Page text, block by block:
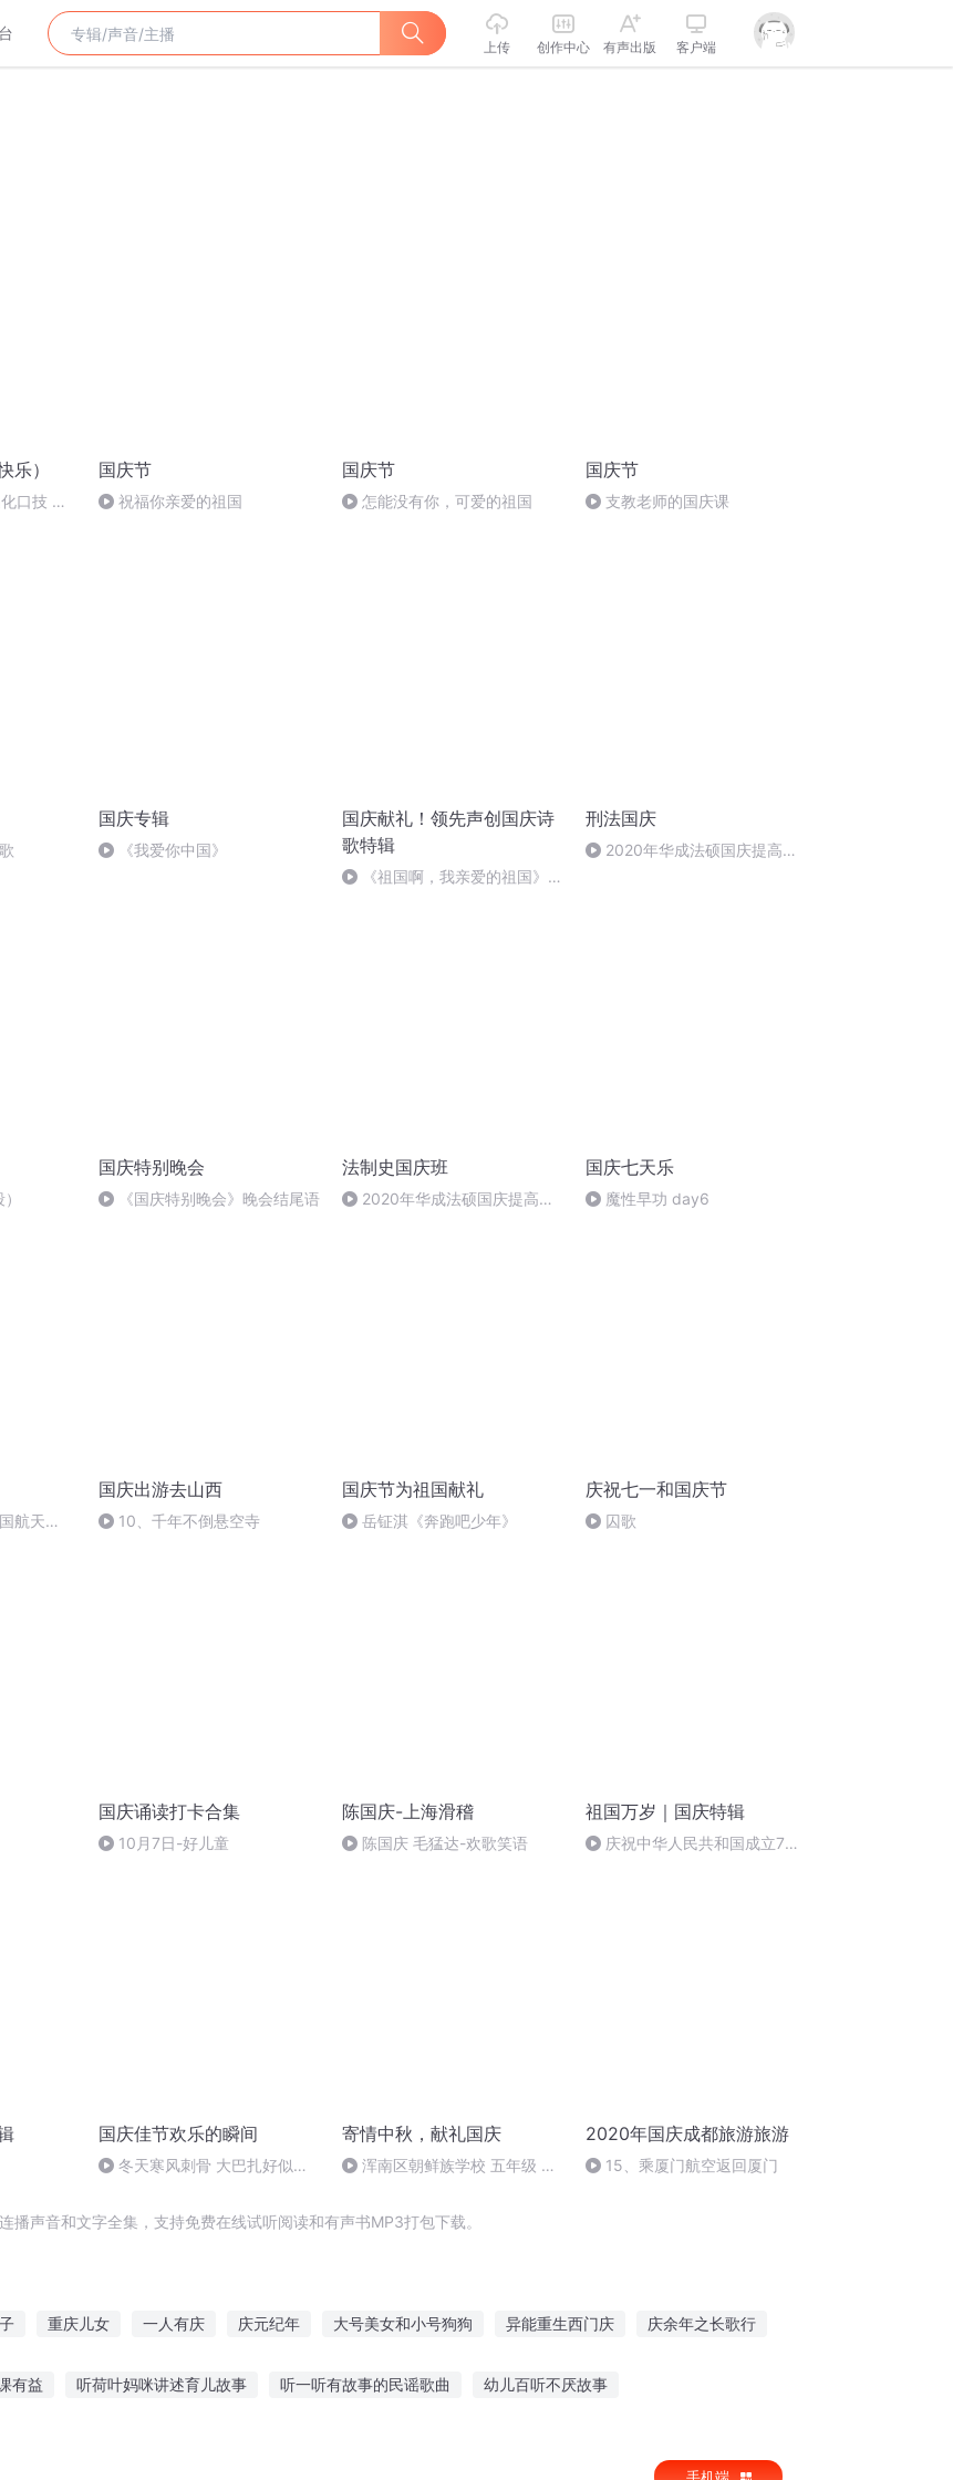
上传 创作中心 有声出版 客户端
乐）
口技 二
国庆节
祝福你亲爱的祖国
国庆节
怎能没有你，可爱的祖国
国庆节
支教老师的国庆课
国庆专辑
《我爱你中国》
国庆献礼！领先声创国庆诗
歌特辑
《祖国啊，我亲爱的祖国》温
刑法国庆
2020年华成法硕国庆提高班
国庆特别晚会
《国庆特别晚会》晚会结尾语
法制史国庆班
2020年华成法硕国庆提高班
国庆七天乐
魔性早功 day6
航天
国庆出游去山西
10、千年不倒悬空寺
国庆节为祖国献礼
岳钲淇《奔跑吧少年》
庆祝七一和国庆节
囚歌
国庆诵读打卡合集
10月7日-好儿童
陈国庆-上海滑稽
陈国庆 毛猛达-欢歌笑语
祖国万岁｜国庆特辑
庆祝中华人民共和国成立73
国庆佳节欢乐的瞬间
冬天寒风刺骨 大巴扎好似温
寄情中秋，献礼国庆
浑南区朝鲜族学校 五年级 孙
2020年国庆成都旅游旅游
15、乘厦门航空返回厦门
声音和文字全集，支持免费在线试听阅读和有声书MP3打包下载。
重庆儿女 一人有庆 庆元纪年 大号美女和小号狗狗 异能重生西门庆 庆余年之长歌行
有益 听荷叶妈咪讲述育儿故事 听一听有故事的民谣歌曲 幼儿百听不厌故事